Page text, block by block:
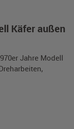
Käfer außen
Jahre Modell